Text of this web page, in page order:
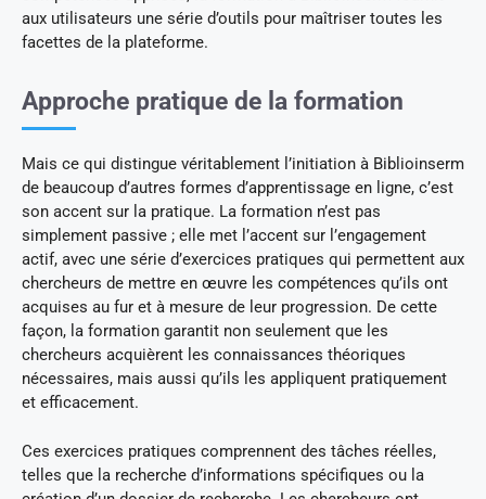
aux utilisateurs une série d’outils pour maîtriser toutes les
facettes de la plateforme.
Approche pratique de la formation
Mais ce qui distingue véritablement l’initiation à Biblioinserm
de beaucoup d’autres formes d’apprentissage en ligne, c’est
son accent sur la pratique. La formation n’est pas
simplement passive ; elle met l’accent sur l’engagement
actif, avec une série d’exercices pratiques qui permettent aux
chercheurs de mettre en œuvre les compétences qu’ils ont
acquises au fur et à mesure de leur progression. De cette
façon, la formation garantit non seulement que les
chercheurs acquièrent les connaissances théoriques
nécessaires, mais aussi qu’ils les appliquent pratiquement
et efficacement.
Ces exercices pratiques comprennent des tâches réelles,
telles que la recherche d’informations spécifiques ou la